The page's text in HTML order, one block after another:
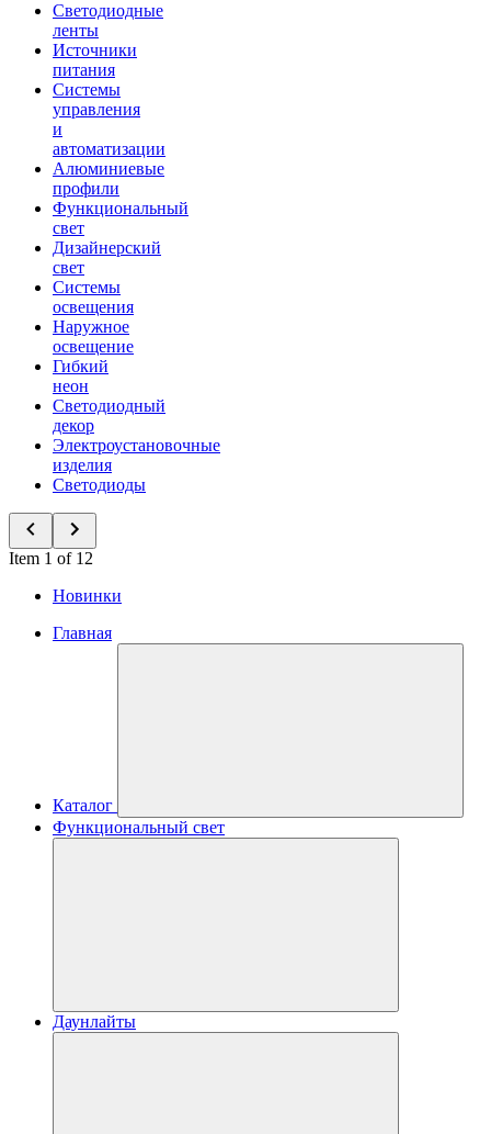
Светодиодные
ленты
Источники
питания
Системы
управления
и
автоматизации
Алюминиевые
профили
Функциональный
свет
Дизайнерский
свет
Системы
освещения
Наружное
освещение
Гибкий
неон
Светодиодный
декор
Электроустановочные
изделия
Светодиоды
Item 1 of 12
Новинки
Главная
Каталог
Функциональный свет
Даунлайты